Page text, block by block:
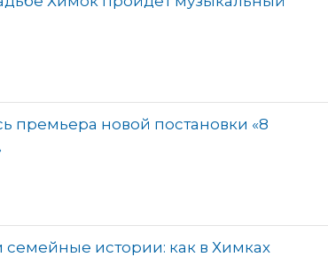
премьера новой постановки «8
истории: как в Химках